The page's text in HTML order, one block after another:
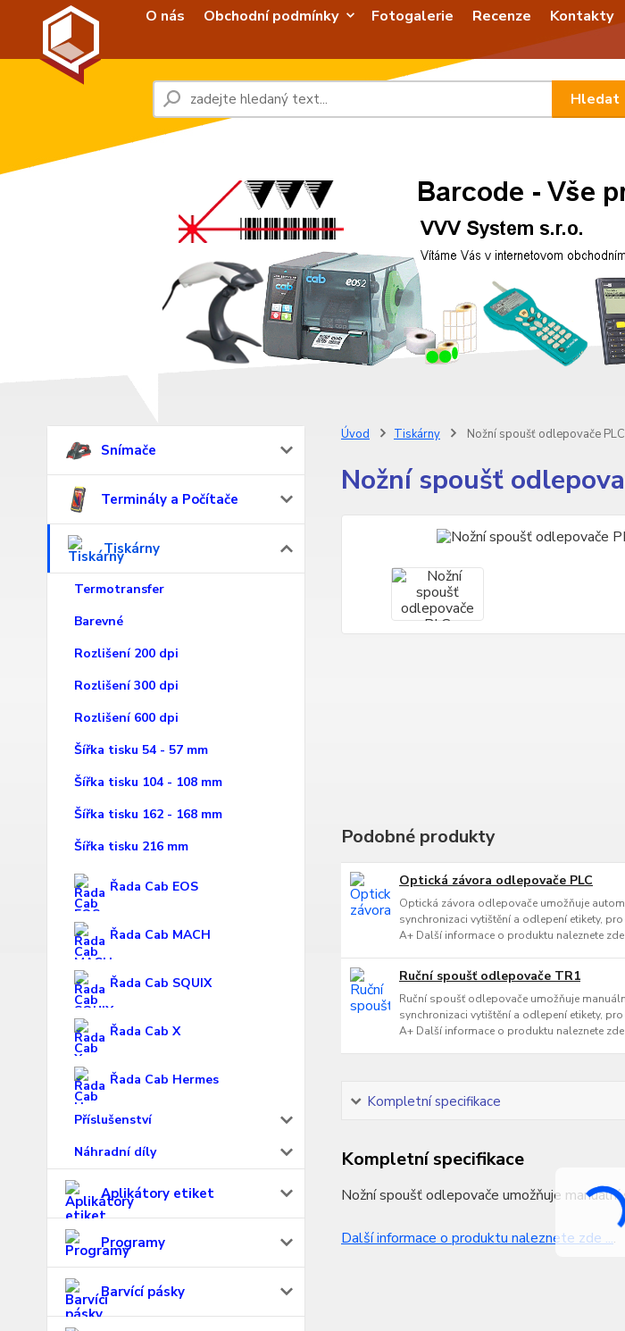
O nás Obchodní podmínky Fotogalerie Recenze Kontakty
Hledat
Snímače
Terminály a Počítače
Tiskárny
Termotransfer
Barevné
Rozlišení 200 dpi
Rozlišení 300 dpi
Rozlišení 600 dpi
Šířka tisku 54 - 57 mm
Šířka tisku 104 - 108 mm
Šířka tisku 162 - 168 mm
Šířka tisku 216 mm
Řada Cab EOS
Řada Cab MACH
Řada Cab SQUIX
Řada Cab X
Řada Cab Hermes
Příslušenství
Náhradní díly
Aplikátory etiket
Programy
Barvící pásky
Úvod Tiskárny Nožní spoušť odlepovače PLC
Nožní spoušť
Podobné produkty
Optická závora odlepovače PLC
Optická závora odlepovače umožňuje
synchronizaci vytištění a odlepení etikety,
A+ Další informace o produktu naleznete zde
Ruční spoušť odlepovače TR1
Ruční spoušť odlepovače umožňuje
synchronizaci vytištění a odlepení etikety,
A+ Další informace o produktu naleznete zde
Kompletní specifikace
Kompletní specifikace
Nožní spoušť odlepovače umožňuje
Další informace o produktu naleznete zde ....